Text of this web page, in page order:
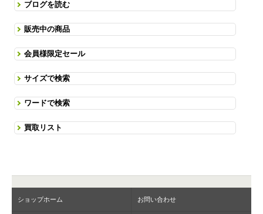
ブログを読む
販売中の商品
会員様限定セール
サイズで検索
ワードで検索
買取リスト
ショップホーム お問い合わせ